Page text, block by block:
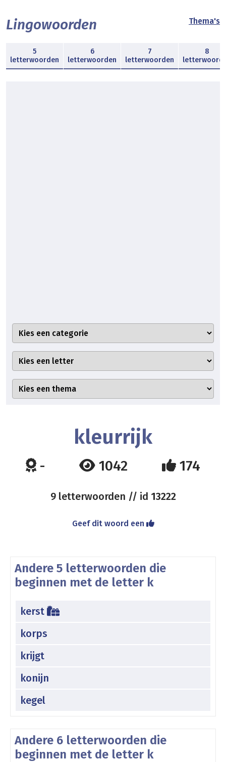
Lingowoorden Thema's
5
letterwoorden
6
letterwoorden
7
letterwoorden
8
kleurrijk
- 1042 174
9 letterwoorden // id 13222
Geef dit woord een
Andere 5 letterwoorden die
beginnen met de letter k
kerst
korps
krijgt
konijn
kegel
Andere 6 letterwoorden die
beginnen met de letter k